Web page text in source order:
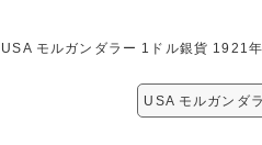
USA モルガンダラー 1ドル銀貨 1921
USA モルガンダ